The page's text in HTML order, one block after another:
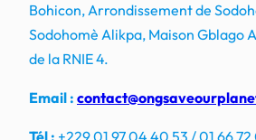
Bohicon, Arrondissement de
Sodohomè Alikpa, Maison Gblago
de la RNIE 4.
Email :
Tél : +229 01 97 04 40 53 / 01 66